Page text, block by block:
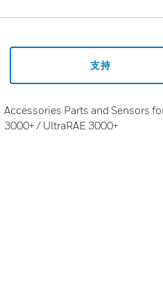
支持
Accessories Parts and Sensors
3000+ / UltraRAE 3000+